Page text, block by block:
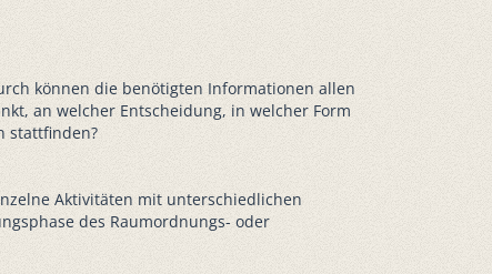
können die benötigten Informationen allen
an welcher Entscheidung, in welcher Form
stattfinden?
Aktivitäten mit unterschiedlichen
des Raumordnungs- oder